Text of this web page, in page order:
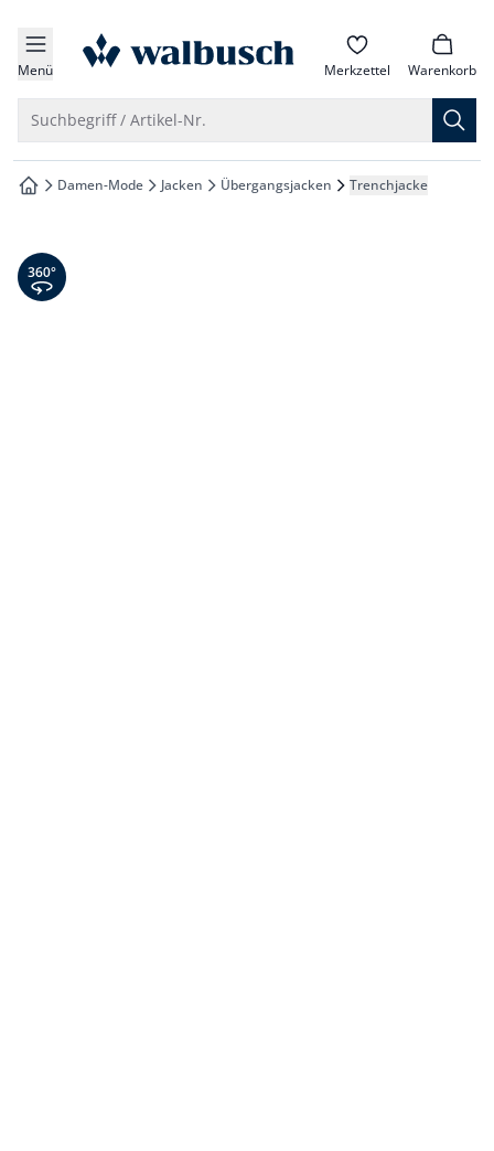
springen
springen
springen
springen
Menü zur Startseite Merkzettel Warenkorb
Suchbegriff / Artikel-Nr.
zur Startseite
Damen-Mode Jacken Übergangsjacken Trenchjacke
360° Ansicht